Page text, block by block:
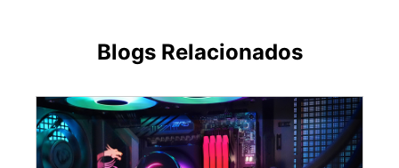
Blogs Relacionados